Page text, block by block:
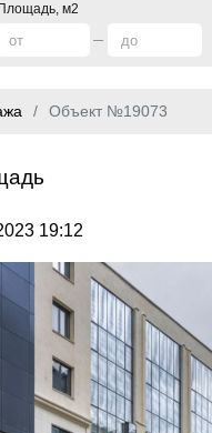
Площадь, м2
Объект №19073
19:12